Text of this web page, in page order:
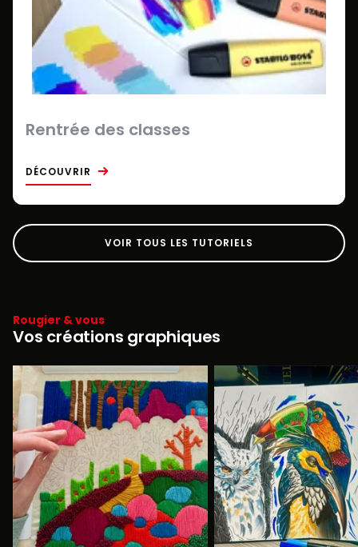
Rentrée des classes
DÉCOUVRIR
VOIR TOUS LES TUTORIELS
Rougier & vous
Vos créations graphiques